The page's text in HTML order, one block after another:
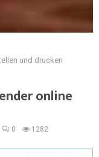
und drucken
online
0 1282